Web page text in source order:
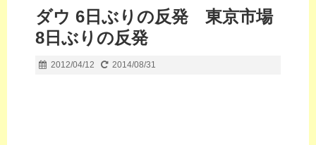
ダウ 6日ぶりの反発 東京市場
8日ぶりの反発
2012/04/12 2014/08/31